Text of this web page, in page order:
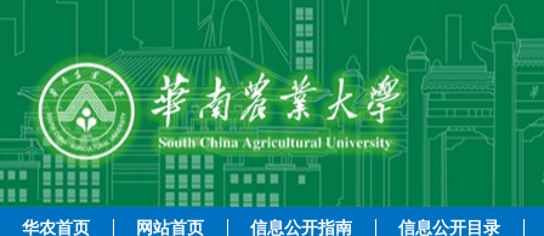
华农首页 网站首页 信息公开指南 信息公开目录